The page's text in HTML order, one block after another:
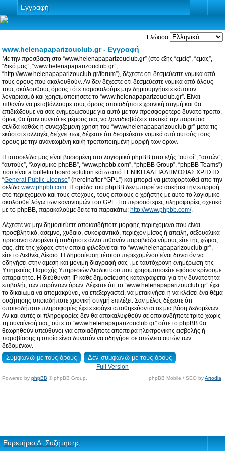
Εγγραφή
Γλώσσα:
www.helenapaparizouclub.gr - Εγγραφή
Με την πρόσβαση στο “www.helenapaparizouclub.gr” (στο εξής “εμείς”, “εμάς”,
“δικό μας”, “www.helenapaparizouclub.gr”,
“http://www.helenapaparizouclub.gr/forum”), δέχεστε ότι δεσμεύεστε νομικά από
τους όρους που ακολουθούν. Αν δεν δέχεστε ότι δεσμεύεστε νομικά από όλους
τους ακόλουθους όρους τότε παρακαλούμε μην δημιουργήσετε κάποιον
λογαριασμό και χρησιμοποιήσετε το “www.helenapaparizouclub.gr”. Είναι
πιθανόν να μεταβάλλουμε τους όρους οποιαδήποτε χρονική στιγμή και θα
επιδιώξουμε να σας ενημερώσουμε για αυτό με τον προσφορότερο δυνατό τρόπο,
όμως θα ήταν συνετό εκ μέρους σας να ξαναδιαβάζετε τακτικά την παρούσα
σελίδα καθώς η συνεχιζόμενη χρήση του “www.helenapaparizouclub.gr” μετά τις
εκάστοτε αλλαγές δείχνει πως δέχεστε ότι δεσμεύεστε νομικά από αυτούς τους
όρους με την ανανεωμένη και/ή τροποποιημένη μορφή των όρων.
Η ιστοσελίδα μας είναι βασισμένη στο λογισμικό phpBB (στο εξής “αυτοί”, “αυτών”,
“αυτούς”, “λογισμικό phpBB”, “www.phpbb.com”, “phpBB Group”, “phpBB Teams”)
που είναι a bulletin board solution κάτω από ΓΕΝΙΚΗ ΑΔΕΙΑ ΔΗΜΟΣΙΑΣ ΧΡΗΣΗΣ
“General Public License” (hereinafter “GPL”) και μπορεί να μεταφορτωθεί από την
σελίδα www.phpbb.com. Η ομάδα του phpBB δεν μπορεί να ασκήσει την επιρροή
στο περιεχόμενο και τους στόχους, τους οποίους ο χρήστης με αυτό το λογισμικό
ακολουθεί λόγω των κανονισμών του GPL. Για περισσότερες πληροφορίες σχετικά
με το phpBB, παρακαλούμε δείτε τα παρακάτω: http://www.phpbb.com/.
Δέχεστε να μην δημοσιεύετε οποιασδήποτε μορφής περιεχόμενο που είναι
προσβλητικό, άσεμνο, χυδαίο, συκοφαντικό, περιέχον μίσος ή απειλή, σεξουαλικά
προσανατολισμένο ή οτιδήποτε άλλο πιθανόν παραβιάζει νόμους είτε της χώρας
σας, είτε της χώρας στην οποία φιλοξενείται το “www.helenapaparizouclub.gr”,
είτε το Διεθνές Δίκαιο. Η δημοσίευση τέτοιου περιεχομένου είναι δυνατόν να
οδηγήσει στην άμεση και μόνιμη διαγραφή σας , με ταυτόχρονη ενημέρωση της
Υπηρεσίας Παροχής Υπηρεσιών Διαδικτύου που χρησιμοποιείτε εφόσον κρίνουμε
απαραίτητο. Η διεύθυνση IP κάθε δημοσίευσης καταγράφεται για την δυνατότητα
επιβολής των παρόντων όρων. Δέχεστε ότι το “www.helenapaparizouclub.gr” έχει
το δικαίωμα να απομακρύνει, να επεξεργαστεί, να μετακινήσει ή να κλείσει ένα θέμα
συζήτησης οποιαδήποτε χρονική στιγμή επιλέξει. Σαν μέλος δέχεστε ότι
οποιεσδήποτε πληροφορίες έχετε εισάγει αποθηκεύονται σε μια βάση δεδομένων.
Αν και αυτές οι πληροφορίες δεν θα αποκαλυφθούν σε οποιονδήποτε τρίτο χωρίς
τη συναίνεσή σας, ούτε το “www.helenapaparizouclub.gr” ούτε το phpBB θα
θεωρηθούν υπεύθυνοι για οποιαδήποτε απόπειρα ηλεκτρονικής εισβολής ή
παραβίασης η οποία είναι δυνατόν να οδηγήσει σε απώλεια αυτών των
δεδομένων.
Full Version
Powered by phpBB © phpBB Group. phpBB Mobile / SEO byArtodia
Ευρετήριο Δ. Συζήτησης